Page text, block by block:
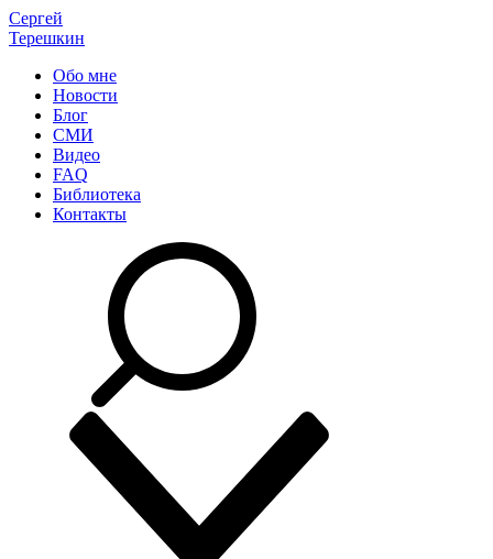
Сергей
Терешкин
Обо мне
Новости
Блог
СМИ
Видео
FAQ
Библиотека
Контакты